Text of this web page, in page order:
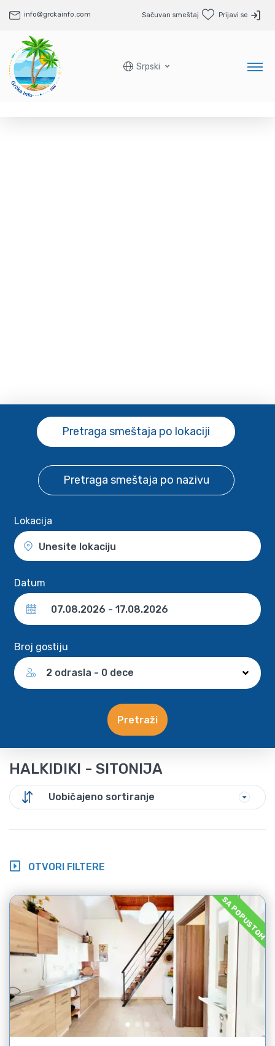
info@grckainfo.com Sačuvan smeštaj Prijavi se
Srpski
Pretraga smeštaja po lokaciji
Pretraga smeštaja po nazivu
Lokacija
Unesite lokaciju
Datum
Broj gostiju
2 odrasla - 0 dece
Pretraži
HALKIDIKI - SITONIJA
Uobičajeno sortiranje
OTVORI FILTERE
SA POPUSTOM